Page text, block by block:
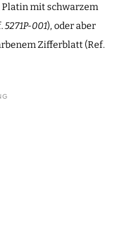
Platin mit schwarzem
5271P-001), oder aber
Zifferblatt (Ref.